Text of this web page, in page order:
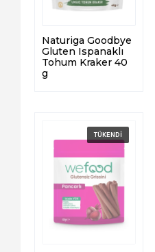
Naturiga Goodbye
Gluten Ispanaklı
Tohum Kraker 40
g